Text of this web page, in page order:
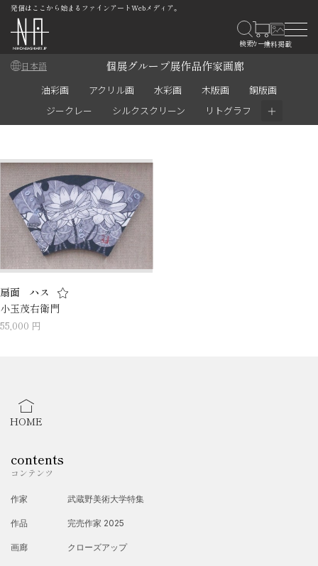
発信はここから始まるファインアートWebメディア。
日本語 個展グループ展作品作家画廊
油彩画 アクリル画 水彩画 木版画
銅版画
ジークレー
シルクスクリーン リトグラフ ＋
扇面 ハス
小玉茂右衛門
55,000 円
HOME
contents
コンテンツ
作家
作品
画廊
武蔵野美術大学特集
完売作家 2025
クローズアップ